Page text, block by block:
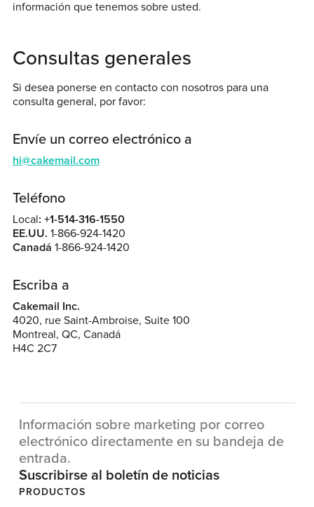
información que tenemos sobre usted.
Consultas generales
Si desea ponerse en contacto con nosotros para una
consulta general, por favor:
Envíe un correo electrónico a
hi@cakemail.com
Teléfono
Local : +1-514-316-1550
EE.UU. 1-866-924-1420
Canadá 1-866-924-1420
Escriba a
Cakemail Inc.
4020, rue Saint-Ambroise, Suite 100
Montreal, QC, Canadá
H4C 2C7
Información sobre marketing por correo
electrónico directamente en su bandeja de
entrada.
Suscribirse al boletín de noticias
PRODUCTOS